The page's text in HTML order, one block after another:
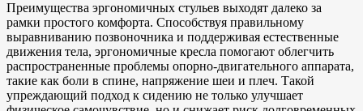
Преимущества эргономичных стульев выходят далеко за
рамки простого комфорта. Способствуя правильному
выравниванию позвоночника и поддерживая естественные
движения тела, эргономичные кресла помогают облегчить
распространенные проблемы опорно-двигательного аппарата,
такие как боли в спине, напряжение шеи и плеч. Такой
упреждающий подход к сидению не только улучшает